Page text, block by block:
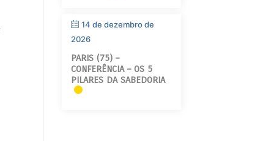
14 de dezembro de
2026
PARIS (75) –
CONFERÊNCIA – OS 5
PILARES DA SABEDORIA